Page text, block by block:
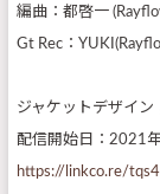
編曲：都啓一
Gt Rec：
ジャケットデザイン
配信開始日：2021
https://linkco.re/